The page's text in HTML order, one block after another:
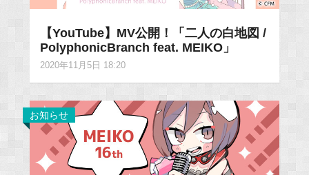
【YouTube】MV公開！「二人の白地図 /
PolyphonicBranch feat. MEIKO」
2020年11月5日 18:20
お知らせ